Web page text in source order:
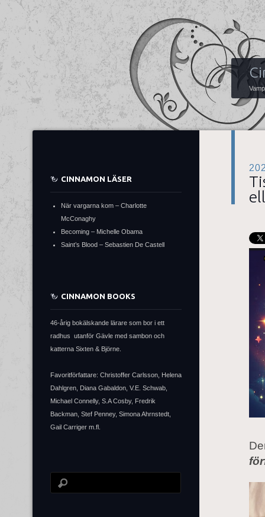
CINNAMON LÄSER
När vargarna kom – Charlotte
McConaghy
Becoming – Michelle Obama
Saint’s Blood – Sebastien De Castell
CINNAMON BOOKS
46-årig bokälskande lärare som bor i ett
radhus utanför Gävle med sambon och
katterna Sixten & Björne.
Favoritförfattare: Christoffer Carlsson, Helena
Dahlgren, Diana Gabaldon, V.E. Schwab,
Michael Connelly, S.A Cosby, Fredrik
Backman, Stef Penney, Simona Ahrnstedt,
Gail Carriger m.fl.